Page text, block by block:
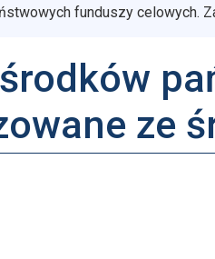
funduszy celowych.
ze